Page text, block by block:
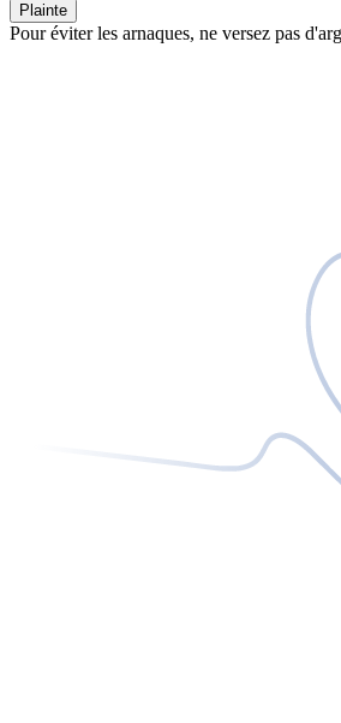
Plainte
Pour éviter les arnaques, ne versez pas